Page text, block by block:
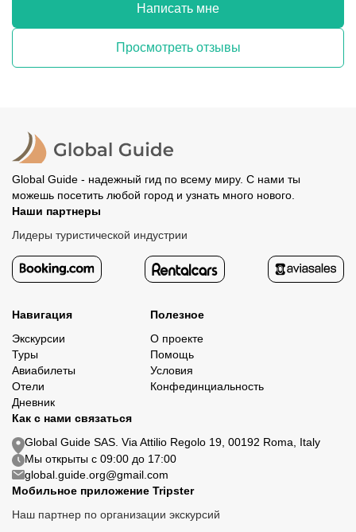
Написать мне
Просмотреть отзывы
Global Guide - надежный гид по всему миру. С нами ты
можешь посетить любой город и узнать много нового.
Наши партнеры
Лидеры туристической индустрии
Навигация
Экскурсии
Туры
Авиабилеты
Отели
Дневник
Полезное
О проекте
Помощь
Условия
Конфединциальность
Как с нами связаться
Global Guide SAS. Via Attilio Regolo 19, 00192 Roma, Italy
Мы открыты с 09:00 до 17:00
global.guide.org@gmail.com
Мобильное приложение Tripster
Наш партнер по организации экскурсий